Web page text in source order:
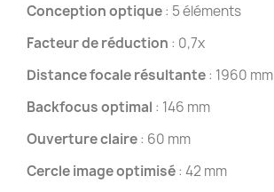
Conception optique: 5 éléments
Facteur de réduction : 0,7x
Distance focale résultante: 1960 mm
Backfocus optimal : 146 mm
Ouverture claire: 60 mm
Cercle image optimisé: 42 mm